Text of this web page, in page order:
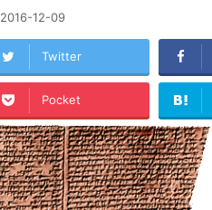
2016-12-09
Twitter
Pocket